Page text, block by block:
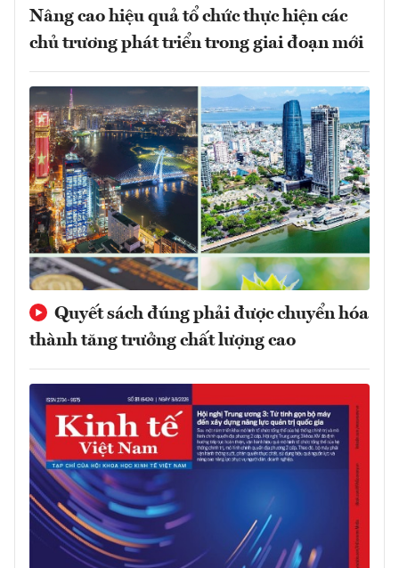
Nâng cao hiệu quả tổ chức thực hiện các
chủ trương phát triển trong giai đoạn mới
Quyết sách đúng phải được chuyển hóa
thành tăng trưởng chất lượng cao